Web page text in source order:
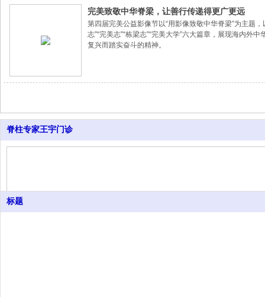
完美致敬中华脊梁，让善行传递得更广更远
第四届完美公益影像节以“用影像致敬中华脊梁”为主题，
志”“完美志”“栋梁志”“完美大学”六大篇章，展现海内外
复兴而踏实奋斗的精神。
脊柱专家王宇门诊
标题